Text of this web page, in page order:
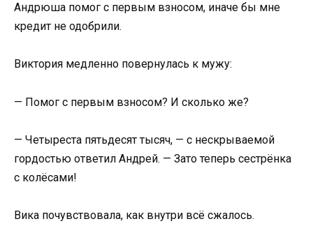
Андрюша помог с первым взносом, иначе бы мне
кредит не одобрили.
Виктория медленно повернулась к мужу:
— Помог с первым взносом? И сколько же?
— Четыреста пятьдесят тысяч, — с нескрываемой
гордостью ответил Андрей. — Зато теперь сестрёнка
с колёсами!
Вика почувствовала, как внутри всё сжалось.